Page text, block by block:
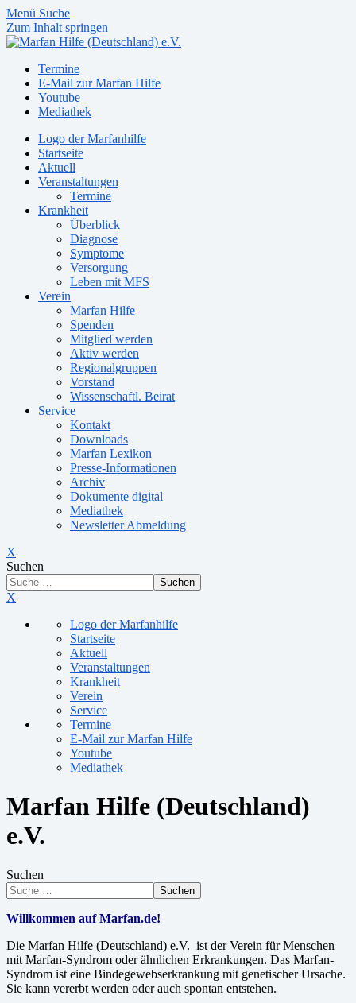
Menü Suche
Zum Inhalt springen
Termine
E-Mail zur Marfan Hilfe
Youtube
Mediathek
Logo der Marfanhilfe
Startseite
Aktuell
Veranstaltungen
Termine
Krankheit
Überblick
Diagnose
Symptome
Versorgung
Leben mit MFS
Verein
Marfan Hilfe
Spenden
Mitglied werden
Aktiv werden
Regionalgruppen
Vorstand
Wissenschaftl. Beirat
Service
Kontakt
Downloads
Marfan Lexikon
Presse-Informationen
Archiv
Dokumente digital
Mediathek
Newsletter Abmeldung
X
Suchen
Suchen
X
Logo der Marfanhilfe
Startseite
Aktuell
Veranstaltungen
Krankheit
Verein
Service
Termine
E-Mail zur Marfan Hilfe
Youtube
Mediathek
Marfan Hilfe (Deutschland)
e.V.
Suchen
Suchen
Willkommen auf Marfan.de!
Die Marfan Hilfe (Deutschland) e.V. ist der Verein für Menschen
mit Marfan-Syndrom oder ähnlichen Erkrankungen. Das Marfan-
Syndrom ist eine Bindegewebserkrankung mit genetischer Ursache.
Sie kann vererbt werden oder auch spontan entstehen.